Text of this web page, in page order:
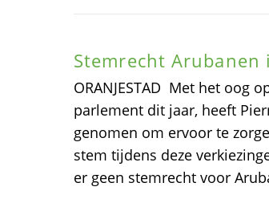
Stemrecht
ORANJESTAD  Met het
parlement dit jaar, heeft
genomen om ervoor te
stem tijdens deze
er geen stemrecht voor